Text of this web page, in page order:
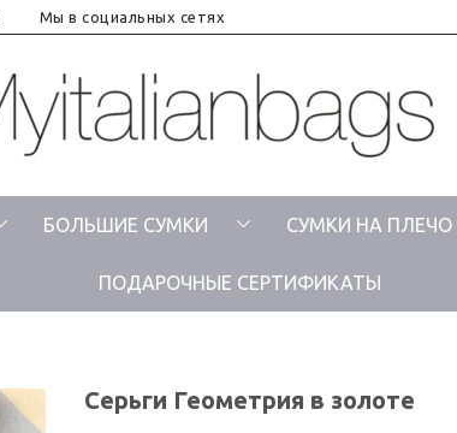
Мы в социальных сетях
БОЛЬШИЕ СУМКИ СУМКИ НА ПЛЕЧО
ПОДАРОЧНЫЕ СЕРТИФИКАТЫ
Серьги Геометрия в золоте